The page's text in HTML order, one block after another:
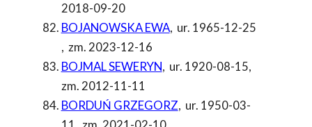
2018-09-20
BOJANOWSKA EWA, ur. 1965-12-25
, zm. 2023-12-16
BOJMAL SEWERYN, ur. 1920-08-15,
zm. 2012-11-11
BORDUŃ GRZEGORZ, ur. 1950-03-